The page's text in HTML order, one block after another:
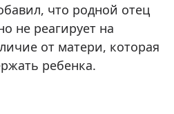
что родной отец
не реагирует на
от матери, которая
ребенка.